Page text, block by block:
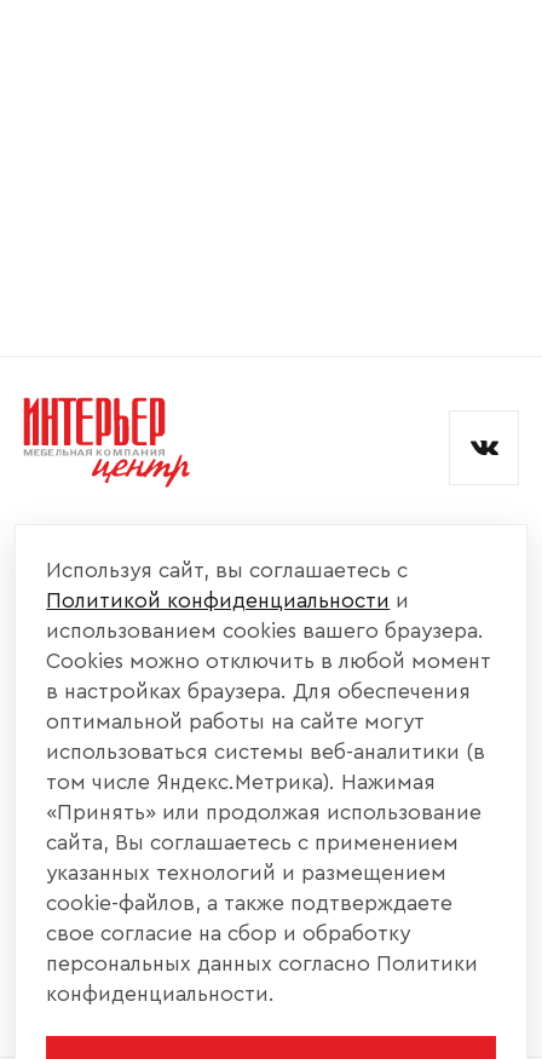
КАТАЛОГ МЕБЕЛИ
ИНФОРМАЦИЯ
НАШИ КОНТАКТЫ
+7 800 700 20 58
440004, г. Пенза, ул. Рябова, д. 31
info@interier-center.ru
Согласен с
и обработкой данных.
Используя сайт, вы соглашаетесь с
Политикой конфиденциальности и
использованием cookies вашего браузера.
Cookies можно отключить в любой момент
в настройках браузера. Для обеспечения
оптимальной работы на сайте могут
использоваться системы веб-аналитики (в
том числе Яндекс.Метрика). Нажимая
«Принять» или продолжая использование
сайта, Вы соглашаетесь с применением
указанных технологий и размещением
cookie-файлов, а также подтверждаете
свое согласие на сбор и обработку
персональных данных согласно Политики
конфиденциальности.